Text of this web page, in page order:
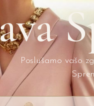
Poslušamo vašo